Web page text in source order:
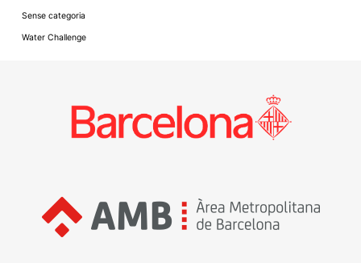
Sense categoria
Water Challenge